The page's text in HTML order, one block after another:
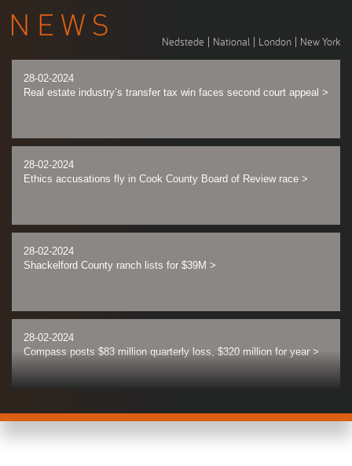
Nedstede | National | London | New York
28-02-2024
Real estate industry’s transfer tax win faces second court appeal >
28-02-2024
Ethics accusations fly in Cook County Board of Review race >
28-02-2024
Shackelford County ranch lists for $39M >
28-02-2024
Compass posts $83 million quarterly loss, $320 million for year >
28-02-2024